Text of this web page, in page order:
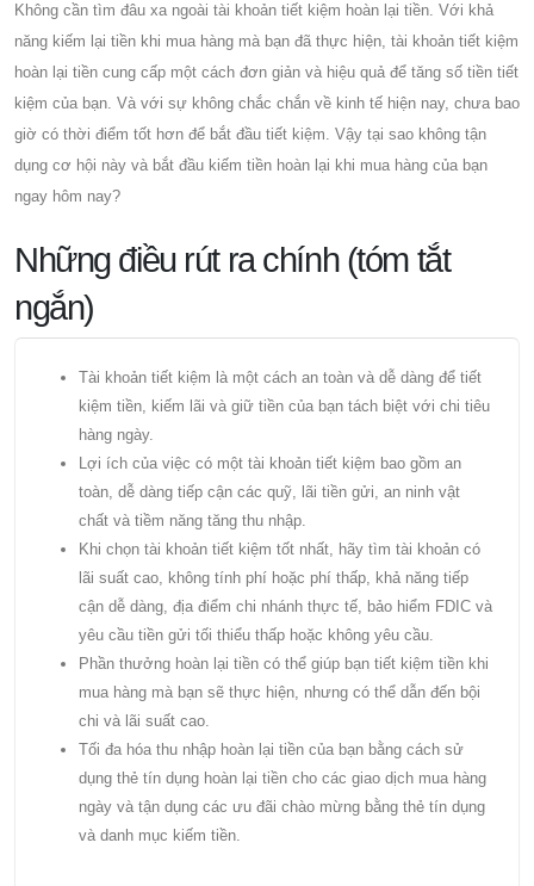
Không cần tìm đâu xa ngoài tài khoản tiết kiệm hoàn lại tiền. Với khả
năng kiếm lại tiền khi mua hàng mà bạn đã thực hiện, tài khoản tiết kiệm
hoàn lại tiền cung cấp một cách đơn giản và hiệu quả để tăng số tiền tiết
kiệm của bạn. Và với sự không chắc chắn về kinh tế hiện nay, chưa bao
giờ có thời điểm tốt hơn để bắt đầu tiết kiệm. Vậy tại sao không tận
dụng cơ hội này và bắt đầu kiếm tiền hoàn lại khi mua hàng của bạn
ngay hôm nay?
Những điều rút ra chính (tóm tắt
ngắn)
Tài khoản tiết kiệm là một cách an toàn và dễ dàng để tiết
kiệm tiền, kiếm lãi và giữ tiền của bạn tách biệt với chi tiêu
hàng ngày.
Lợi ích của việc có một tài khoản tiết kiệm bao gồm an
toàn, dễ dàng tiếp cận các quỹ, lãi tiền gửi, an ninh vật
chất và tiềm năng tăng thu nhập.
Khi chọn tài khoản tiết kiệm tốt nhất, hãy tìm tài khoản có
lãi suất cao, không tính phí hoặc phí thấp, khả năng tiếp
cận dễ dàng, địa điểm chi nhánh thực tế, bảo hiểm FDIC và
yêu cầu tiền gửi tối thiểu thấp hoặc không yêu cầu.
Phần thưởng hoàn lại tiền có thể giúp bạn tiết kiệm tiền khi
mua hàng mà bạn sẽ thực hiện, nhưng có thể dẫn đến bội
chi và lãi suất cao.
Tối đa hóa thu nhập hoàn lại tiền của bạn bằng cách sử
dụng thẻ tín dụng hoàn lại tiền cho các giao dịch mua hàng
ngày và tận dụng các ưu đãi chào mừng bằng thẻ tín dụng
và danh mục kiếm tiền.